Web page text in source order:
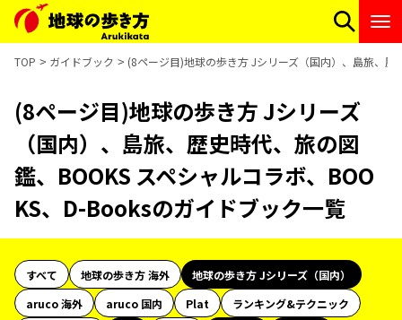
TOP ガイドブック (8ページ目)地球の歩き方 Jシリーズ（国内）、島旅、
(8ページ目)地球の歩き方 Jシリーズ
（国内）、島旅、歴史時代、旅の図
鑑、BOOKS スペシャルコラボ、BOO
KS、D-Booksのガイドブック一覧
すべて 地球の歩き方 海外
地球の歩き方 Jシリーズ（国内）
aruco 海外
aruco 国内 Plat
ランキング&テクニック